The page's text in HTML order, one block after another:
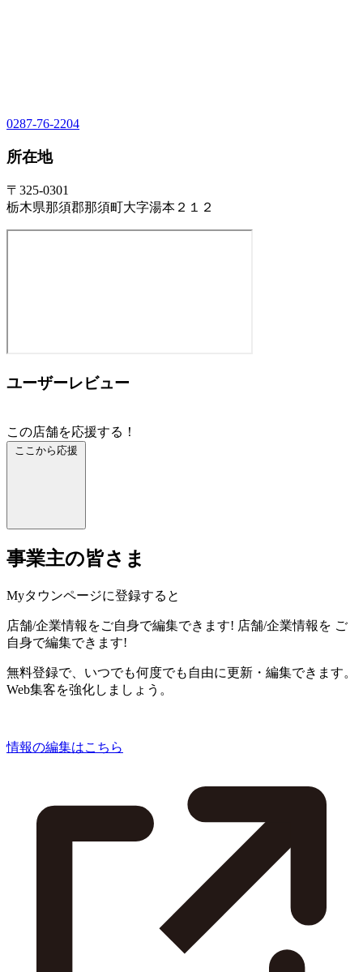
0287-76-2204
所在地
〒325-0301
栃木県那須郡那須町大字湯本２１２
ユーザーレビュー
この店舗を応援する！
ここから応援
事業主の皆さま
Myタウンページに登録すると
店舗/企業情報をご自身で編集できます! 店舗/企業情報を ご
自身で編集できます!
無料登録で、いつでも何度でも自由に更新・編集できます。
Web集客を強化しましょう。
情報の編集はこちら